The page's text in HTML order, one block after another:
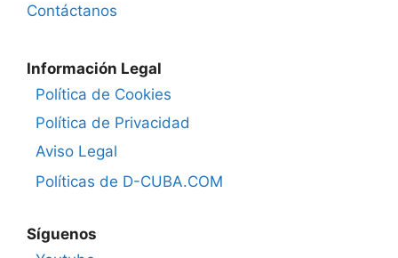
Contáctanos
Información Legal
Política de Cookies
Política de Privacidad
Aviso Legal
Políticas de D-CUBA.COM
Síguenos